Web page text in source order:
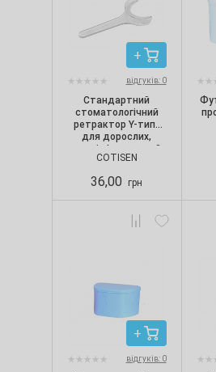
відгуків: 0
Стандартний
стоматологічний
ретрактор Y-типу
для дорослих,
розмір L, прозорий
COTISEN
36,00 грн
відгуків: 0